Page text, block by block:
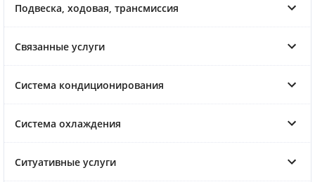
Подвеска, ходовая, трансмиссия
Связанные услуги
Система кондиционирования
Система охлаждения
Ситуативные услуги